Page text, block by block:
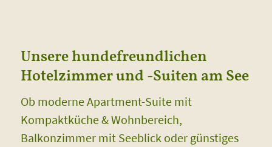
Unsere hundefreundlichen
Hotelzimmer und -Suiten am See
Ob moderne Apartment-Suite mit
Kompaktküche & Wohnbereich,
Balkonzimmer mit Seeblick oder günstiges